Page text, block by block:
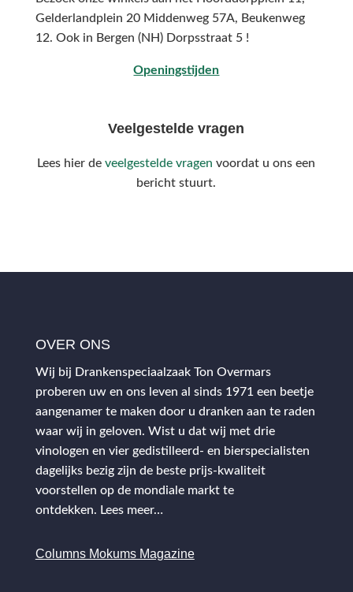
Gelderlandplein 20 Middenweg 57A, Beukenweg
12. Ook in Bergen (NH) Dorpsstraat 5 !
Openingstijden
Veelgestelde vragen
Lees hier deveelgestelde vragen voordat u ons een
bericht stuurt.
OVER ONS
Wij bij Drankenspeciaalzaak Ton Overmars
proberen uw en ons leven al sinds 1971 een beetje
aangenamer te maken door u dranken aan te raden
waar wij in geloven. Wist u dat wij met drie
vinologen en vier gedistilleerd- en bierspecialisten
dagelijks bezig zijn de beste prijs-kwaliteit
voorstellen op de mondiale markt te
ontdekken. Lees meer…
Columns Mokums Magazine